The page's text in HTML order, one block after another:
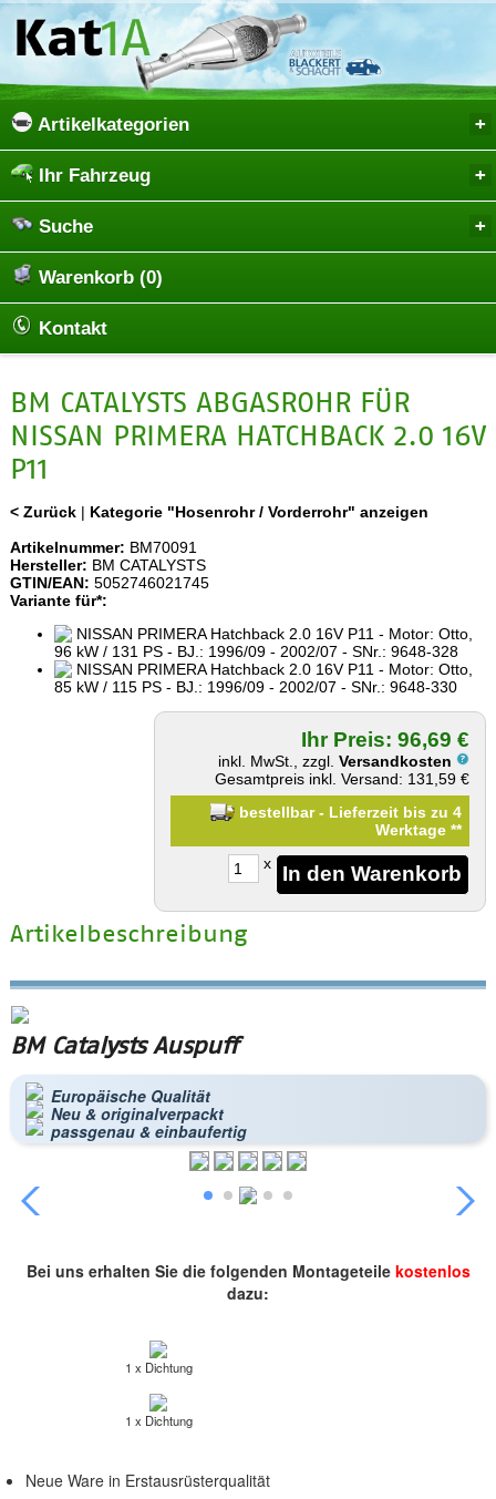
Artikelkategorien
Ihr Fahrzeug
Suche
Warenkorb (0)
Kontakt
BM CATALYSTS ABGASROHR FÜR
NISSAN PRIMERA HATCHBACK 2.0 16V
P11
< Zurück| Kategorie "Hosenrohr / Vorderrohr" anzeigen
Artikelnummer: BM70091
Hersteller: BM CATALYSTS
GTIN/EAN: 5052746021745
Variante für*:
NISSAN PRIMERA Hatchback 2.0 16V P11 - Motor: Otto,
96 kW / 131 PS - BJ.: 1996/09 - 2002/07 - SNr.: 9648-328
NISSAN PRIMERA Hatchback 2.0 16V P11 - Motor: Otto,
85 kW / 115 PS - BJ.: 1996/09 - 2002/07 - SNr.: 9648-330
Ihr Preis: 96,69 €
inkl. MwSt., zzgl.Versandkosten
Gesamtpreis inkl. Versand: 131,59 €
bestellbar - Lieferzeit bis zu 4
Werktage**
x
Artikelbeschreibung
BM Catalysts Auspuff
Europäische Qualität
Neu & originalverpackt
passgenau & einbaufertig
Bei uns erhalten Sie die folgenden Montageteile kostenlos
dazu:
1 x Dichtung
1 x Dichtung
Neue Ware in Erstausrüsterqualität